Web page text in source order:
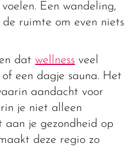
Een wandeling,
ruimte om even niets
datwellness veel
een dagje sauna. Het
aandacht voor
je niet alleen
aan je gezondheid op
deze regio zo